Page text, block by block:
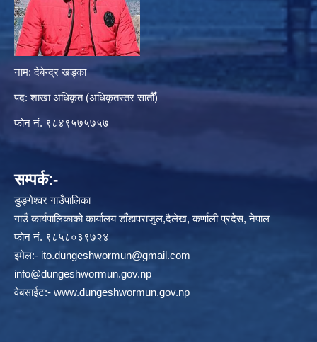
नाम: देबेन्द्र खड्का
पद: शाखा अधिकृत (अधिकृतस्तर सातौँ)
फोन नं. ९८४९५७५७५७
सम्पर्क:-
डुङ्गेश्वर गाउँपालिका
गाउँ कार्यपालिकाको कार्यालय डाँडापराजुल,दैलेख, कर्णाली प्रदेस, नेपाल
फाेन नं. ९८५८०३९७२४
इमेल:- ito.dungeshwormun@gmail.com
info@dungeshwormun.gov.np
वेबसाईट:- www.dungeshwormun.gov.np